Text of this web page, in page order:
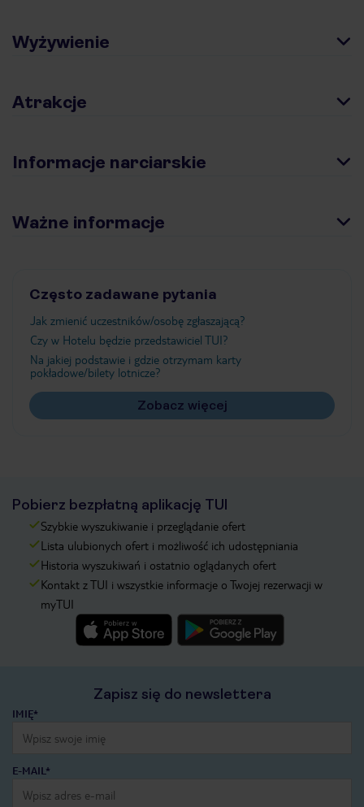
Wyżywienie
Atrakcje
Informacje narciarskie
Ważne informacje
Często zadawane pytania
Jak zmienić uczestników/osobę zgłaszającą?
Czy w Hotelu będzie przedstawiciel TUI?
Na jakiej podstawie i gdzie otrzymam karty
pokładowe/bilety lotnicze?
Zobacz więcej
Pobierz bezpłatną aplikację TUI
Szybkie wyszukiwanie i przeglądanie ofert
Lista ulubionych ofert i możliwość ich udostępniania
Historia wyszukiwań i ostatnio oglądanych ofert
Kontakt z TUI i wszystkie informacje o Twojej rezerwacji w
myTUI
Zapisz się do newslettera
IMIĘ*
E-MAIL*